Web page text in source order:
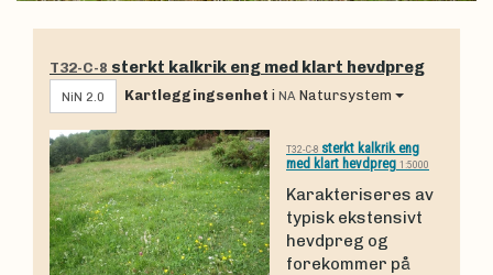
T32-C-8 sterkt kalkrik eng med klart hevdpreg
NiN 2.0 Kartleggingsenhet i NA Natursystem
T32-C-8 sterkt kalkrik eng
med klart hevdpreg 1:5000
Karakteriseres av
typisk ekstensivt
hevdpreg og
forekommer på